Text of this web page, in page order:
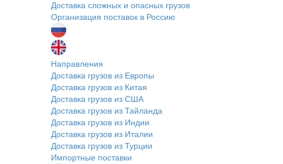
Доставка сложных и опасных грузов
Организация поставок в Россию
Направления
Доставка грузов из Европы
Доставка грузов из Китая
Доставка грузов из США
Доставка грузов из Тайланда
Доставка грузов из Индии
Доставка грузов из Италии
Доставка грузов из Турции
Импортные поставки